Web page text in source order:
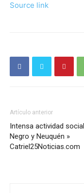
Source link
Artículo anterior
Intensa actividad
Negro y Neuquén »
Catriel25Noticias.com